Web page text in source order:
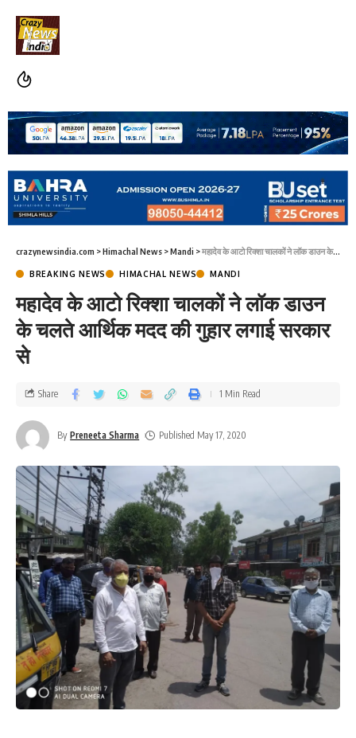
crazynewsindia.com >Himachal News >Mandi >महादेव के आटो रिक्शा चालकों ने लॉक डाउन के चलते आर्थिक मदद की गुहार लगाई सरकार से
BREAKING NEWS HIMACHAL NEWS MANDI
महादेव के आटो रिक्शा चालकों ने लॉक डाउन
के चलते आर्थिक मदद की गुहार लगाई सरकार
से
By Preneeta Sharma Published May 17, 2020
Share 1 Min Read